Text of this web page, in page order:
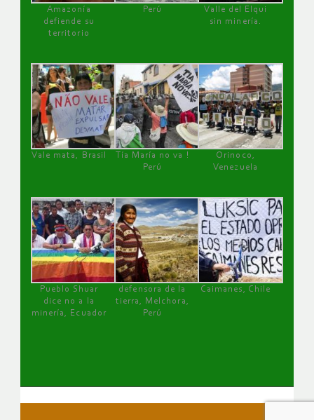
Amazonía
defiende su
territorio
Perú
Valle del Elqui
sin minería.
Vale mata, Brasil
Tía María no va !
Perú
Orinoco,
Venezuela
Pueblo Shuar
dice no a la
minería, Ecuador
defensora de la
tierra, Melchora,
Perú
Caimanes, Chile